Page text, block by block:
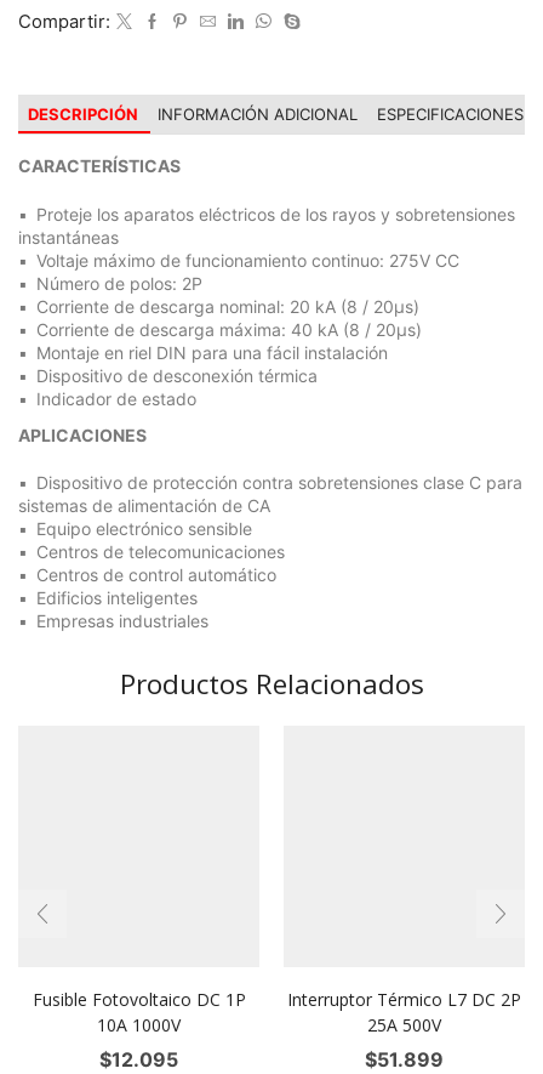
cantidad
Compartir:
DESCRIPCIÓN INFORMACIÓN ADICIONAL ESPECIFICACIONES
CARACTERÍSTICAS
Proteje los aparatos eléctricos de los rayos y sobretensiones
instantáneas
Voltaje máximo de funcionamiento continuo: 275V CC
Número de polos: 2P
Corriente de descarga nominal: 20 kA (8 / 20μs)
Corriente de descarga máxima: 40 kA (8 / 20μs)
Montaje en riel DIN para una fácil instalación
Dispositivo de desconexión térmica
Indicador de estado
APLICACIONES
Dispositivo de protección contra sobretensiones clase C para
sistemas de alimentación de CA
Equipo electrónico sensible
Centros de telecomunicaciones
Centros de control automático
Edificios inteligentes
Empresas industriales
Productos Relacionados
Fusible Fotovoltaico DC 1P
10A 1000V
$12.095
Interruptor Térmico L7 DC 2P
25A 500V
$51.899